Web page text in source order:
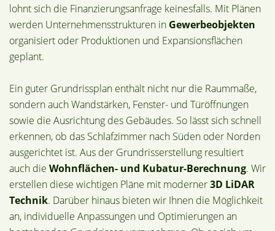
lohnt sich die Finanzierungsanfrage keinesfalls. Mit Plänen
werden Unternehmensstrukturen in Gewerbeobjekten
organisiert oder Produktionen und Expansionsflächen
geplant.
Ein guter Grundrissplan enthält nicht nur die Raummaße,
sondern auch Wandstärken, Fenster- und Türöffnungen
sowie die Ausrichtung des Gebäudes. So lässt sich schnell
erkennen, ob das Schlafzimmer nach Süden oder Norden
ausgerichtet ist. Aus der Grundrisserstellung resultiert
auch die Wohnflächen- und Kubatur-Berechnung. Wir
erstellen diese wichtigen Pläne mit moderner3D LiDAR
Technik. Darüber hinaus bieten wir Ihnen die Möglichkeit
an, individuelle Anpassungen und Optimierungen an